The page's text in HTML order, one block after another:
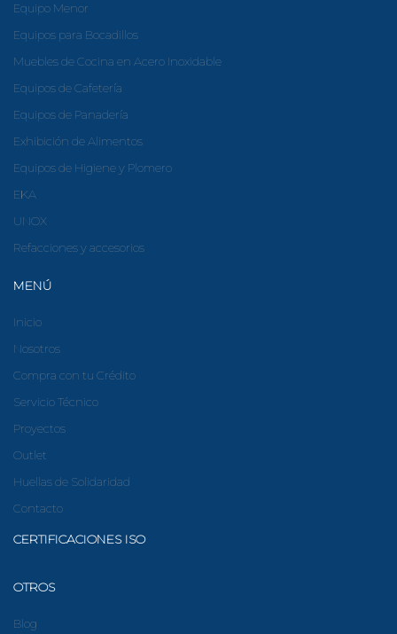
Equipo Menor
Equipos para Bocadillos
Muebles de Cocina en Acero Inoxidable
Equipos de Cafetería
Equipos de Panadería
Exhibición de Alimentos
Equipos de Higiene y Plomero
EKA
UNOX
Refacciones y accesorios
MENÚ
Inicio
Nosotros
Compra con tu Crédito
Servicio Técnico
Proyectos
Outlet
Huellas de Solidaridad
Contacto
CERTIFICACIONES ISO
OTROS
Blog